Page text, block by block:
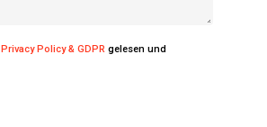
Privacy Policy & GDPRgelesen und